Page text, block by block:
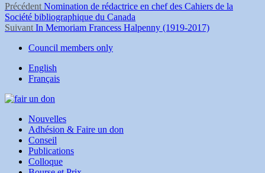
Navigation
de
l'article
Précédent Article
précédent :
Nomination de rédactrice en chef des Cahiers de la
Société bibliographique du Canada
Suivant Article
In Memoriam Francess Halpenny (1919-2017)
Council members only
English
Français
Nouvelles
Adhésion & Faire un don
Conseil
Publications
Colloque